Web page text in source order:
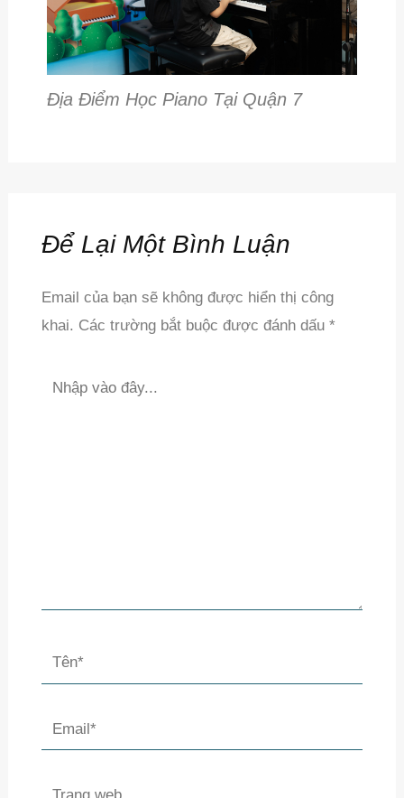
Địa Điểm Học Piano Tại Quận 7
Để Lại Một Bình Luận
Email của bạn sẽ không được hiển thị công
khai. Các trường bắt buộc được đánh dấu *
Tên*
Email*
Trang